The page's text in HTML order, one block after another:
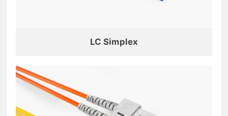
LC Simplex